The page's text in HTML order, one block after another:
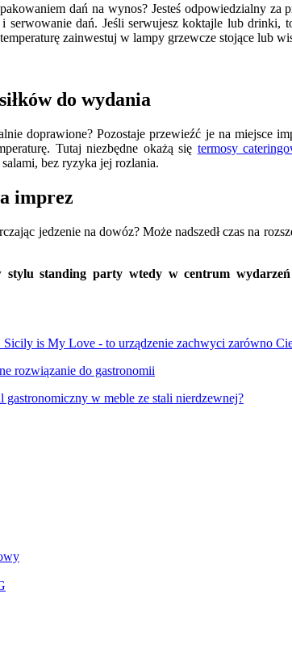
dań na wynos? Jesteś odpowiedzialny
serwowanie dań. Jeśli serwujesz koktajle lub drinki,
zainwestuj w lampy grzewcze stojące lub
do wydania
doprawione? Pozostaje przewieźć je na miejsce
Tutaj niezbędne okażą się termosy
bez ryzyka jej rozlania.
imprez
jedzenie na dowóz? Może nadszedł czas na
standing party wtedy w centrum
is My Love - to urządzenie zachwyci zarówno
rozwiązanie do gastronomii
w meble ze stali nierdzewnej?